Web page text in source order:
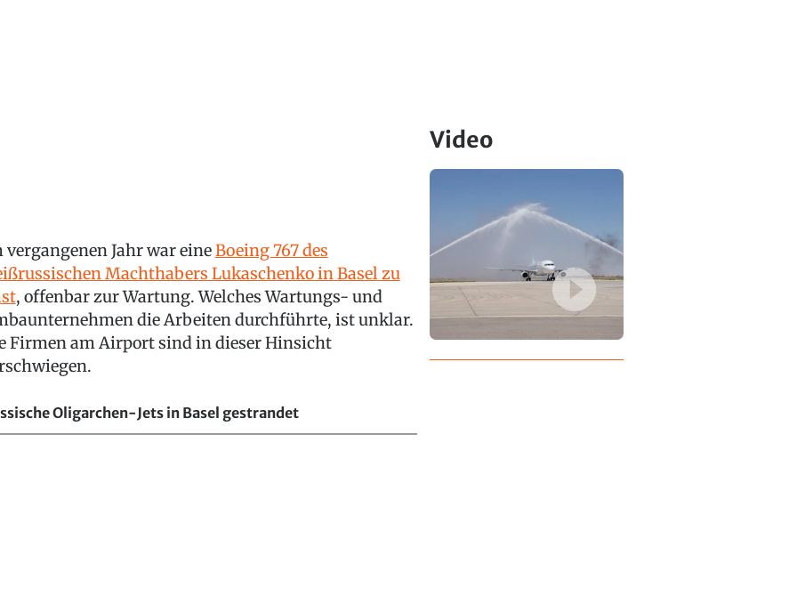
vergangenen Jahr war eineBoeing 767 des
Machthabers Lukaschenko in Basel zu
, offenbar zur Wartung. Welches Wartungs- und
die Arbeiten durchführte, ist unklar.
Firmen am Airport sind in dieser Hinsicht
Oligarchen-Jets in Basel gestrandet
Video